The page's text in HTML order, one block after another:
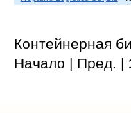
Контейнерная
Начало | Пред. |